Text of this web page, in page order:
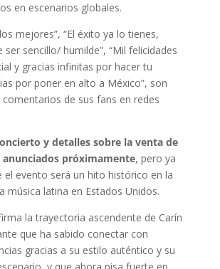
en escenarios globales.
mejores”, “El éxito ya lo tienes,
ser sencillo/ humilde”, “Mil felicidades
y gracias infinitas por hacer tu
por poner en alto a México”, son
de sus fans en redes
y detalles sobre la venta de
anunciados próximamente, pero ya
el evento será un hito histórico en la
música latina en Estados Unidos.
la trayectoria ascendente de Carín
que ha sabido conectar con
gracias a su estilo auténtico y su